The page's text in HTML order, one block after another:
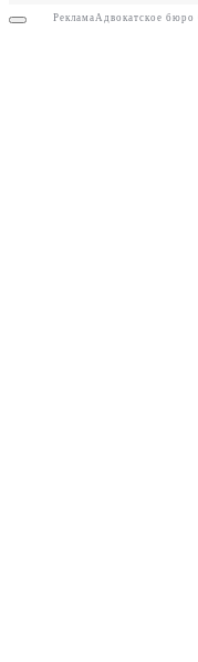
Реклама Адвокатское